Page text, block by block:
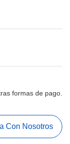
formas de pago.
Con Nosotros